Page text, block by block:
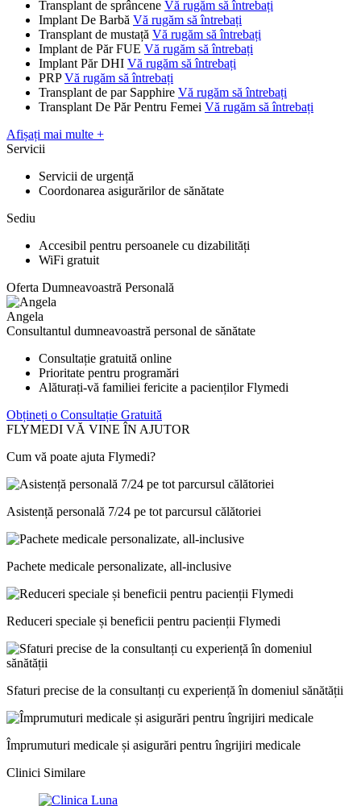
Transplant de sprâncene Vă rugăm să întrebați
Implant De Barbă Vă rugăm să întrebați
Transplant de mustață Vă rugăm să întrebați
Implant de Păr FUE Vă rugăm să întrebați
Implant Păr DHI Vă rugăm să întrebați
PRP Vă rugăm să întrebați
Transplant de par Sapphire Vă rugăm să întrebați
Transplant De Păr Pentru Femei Vă rugăm să întrebați
Afișați mai multe +
Servicii
Servicii de urgență
Coordonarea asigurărilor de sănătate
Sediu
Accesibil pentru persoanele cu dizabilități
WiFi gratuit
Oferta Dumneavoastră Personală
Angela
Consultantul dumneavoastră personal de sănătate
Consultație gratuită online
Prioritate pentru programări
Alăturați-vă familiei fericite a pacienților Flymedi
Obțineți o Consultație Gratuită
FLYMEDI VĂ VINE ÎN AJUTOR
Cum vă poate ajuta Flymedi?
Asistență personală 7/24 pe tot parcursul călătoriei
Pachete medicale personalizate, all-inclusive
Reduceri speciale și beneficii pentru pacienții Flymedi
Sfaturi precise de la consultanți cu experiență în domeniul sănătății
Împrumuturi medicale și asigurări pentru îngrijiri medicale
Clinici Similare